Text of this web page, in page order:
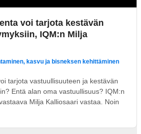
voi tarjota kestävän
IQM:n Milja
kasvu ja bisneksen kehittäminen
tarjota vastuullisuuteen ja kestävän
Entä alan oma vastuullisuus? IQM:n
Milja Kalliosaari vastaa. Noin